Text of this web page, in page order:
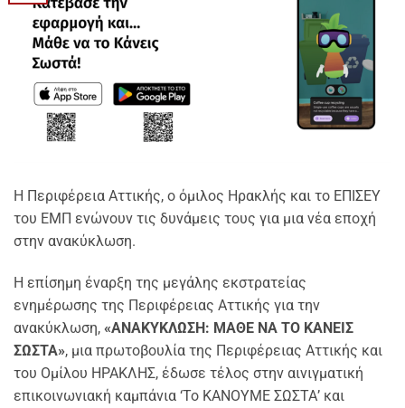
Η Περιφέρεια Αττικής, ο όμιλος Ηρακλής και το ΕΠΙΣΕΥ
του ΕΜΠ ενώνουν τις δυνάμεις τους για μια νέα εποχή
στην ανακύκλωση.
Η επίσημη έναρξη της μεγάλης εκστρατείας
ενημέρωσης της Περιφέρειας Αττικής για την
ανακύκλωση, «ΑΝΑΚΥΚΛΩΣΗ: ΜΑΘΕ ΝΑ ΤΟ ΚΑΝΕΙΣ
ΣΩΣΤΑ», μια πρωτοβουλία της Περιφέρειας Αττικής και
του Ομίλου ΗΡΑΚΛΗΣ, έδωσε τέλος στην αινιγματική
επικοινωνιακή καμπάνια ‘Το ΚΑΝΟΥΜΕ ΣΩΣΤΑ’ και